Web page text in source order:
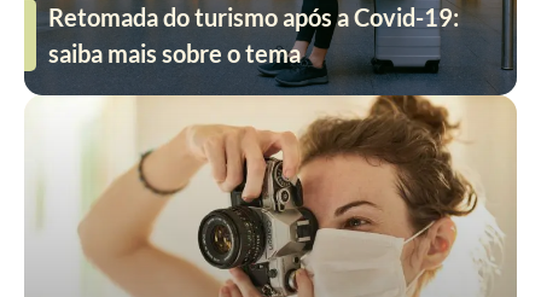
Retomada do turismo após a Covid-19:
saiba mais sobre o tema